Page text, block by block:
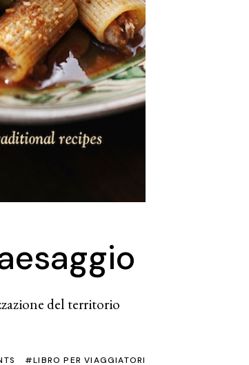
del territorio
LIBRO PER VIAGGIATORI